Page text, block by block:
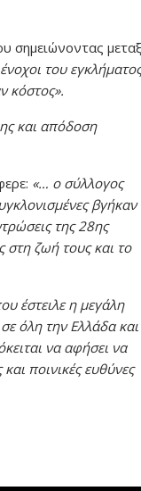
σημειώνοντας
του
κόστος».
και απόδοση
«… ο σύλλογος
βγήκαν
της 28ης
στη ζωή τους και το
έστειλε η μεγάλη
όλη την Ελλάδα και
να αφήσει να
ποινικές ευθύνες